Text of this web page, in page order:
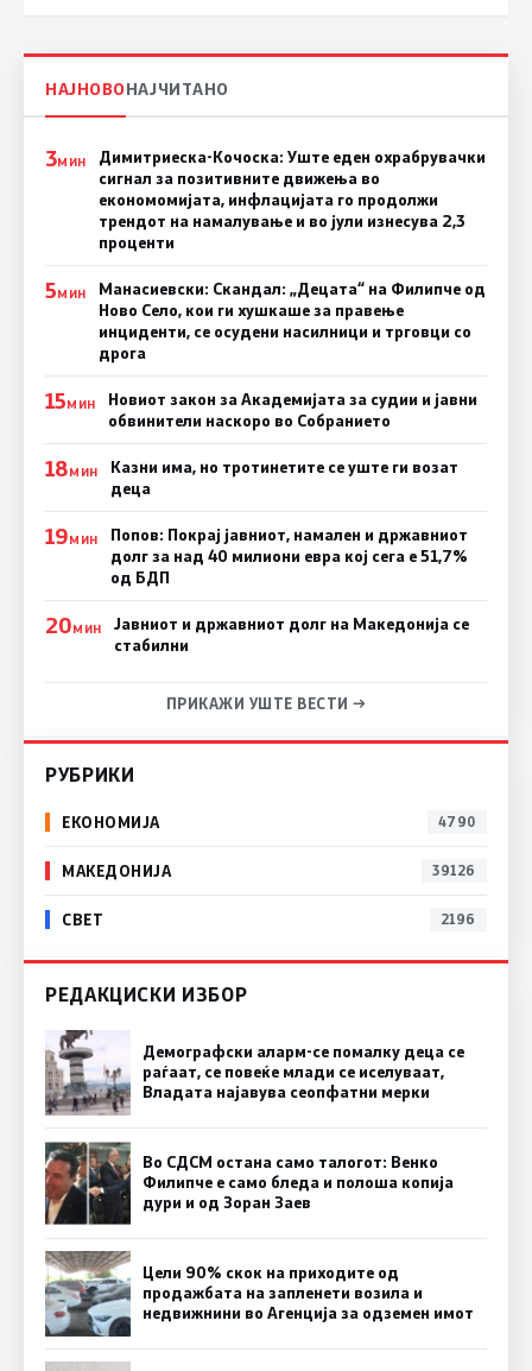
НАЈНОВОНАЈЧИТАНО
3МИН
Димитриеска-Кочоска: Уште еден охрабрувачки
сигнал за позитивните движења во
економомијата, инфлацијата го продолжи
трендот на намалување и во јули изнесува 2,3
проценти
5МИН
Манасиевски: Скандал: „Децата“ на Филипче од
Ново Село, кои ги хушкаше за правење
инциденти, се осудени насилници и трговци со
дрога
15МИН
Новиот закон за Академијата за судии и јавни
обвинители наскоро во Собранието
18МИН
Казни има, но тротинетите се уште ги возат
деца
19МИН
Попов: Покрај јавниот, намален и државниот
долг за над 40 милиони евра кој сега е 51,7%
од БДП
20МИН
Јавниот и државниот долг на Македонија се
стабилни
ПРИКАЖИ УШТЕ ВЕСТИ →
РУБРИКИ
ЕКОНОМИЈА 4790
МАКЕДОНИЈА 39126
СВЕТ 2196
РЕДАКЦИСКИ ИЗБОР
Демографски аларм-се помалку деца се
раѓаат, се повеќе млади се иселуваат,
Владата најавува сеопфатни мерки
Во СДСМ остана само талогот: Венко
Филипче е само бледа и полоша копија
дури и од Зоран Заев
Цели 90% скок на приходите од
продажбата на запленети возила и
недвижнини во Агенција за одземен имот